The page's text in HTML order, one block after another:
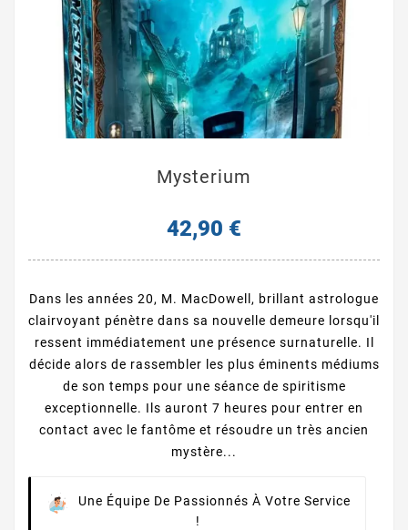
Mysterium
42,90 €
Dans les années 20, M. MacDowell, brillant astrologue
clairvoyant pénètre dans sa nouvelle demeure lorsqu'il
ressent immédiatement une présence surnaturelle. Il
décide alors de rassembler les plus éminents médiums
de son temps pour une séance de spiritisme
exceptionnelle. Ils auront 7 heures pour entrer en
contact avec le fantôme et résoudre un très ancien
mystère...
Une Équipe De Passionnés À Votre Service
!